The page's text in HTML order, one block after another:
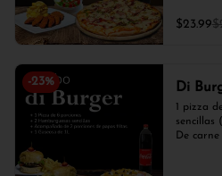
$23.99
-23% Di
1 pizza
sencillas
De